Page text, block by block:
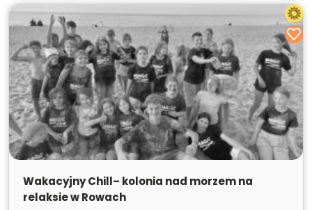
SPRZEDANE
Wakacyjny Chill– kolonia nad morzem na
relaksie w Rowach